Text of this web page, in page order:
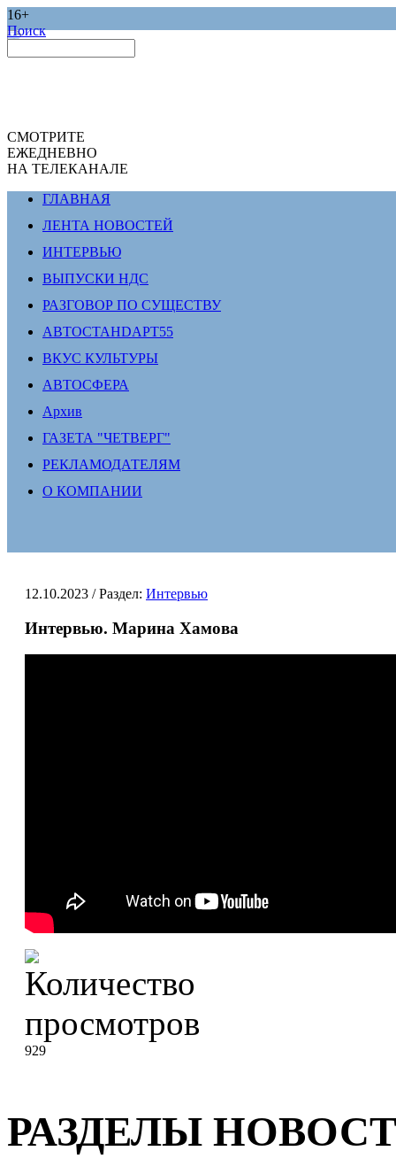
16+
Поиск
СМОТРИТЕ
ЕЖЕДНЕВНО
НА ТЕЛЕКАНАЛЕ
ГЛАВНАЯ
ЛЕНТА НОВОСТЕЙ
ИНТЕРВЬЮ
ВЫПУСКИ НДС
РАЗГОВОР ПО СУЩЕСТВУ
АВТОСТАНDАРТ55
ВКУС КУЛЬТУРЫ
АВТОСФЕРА
Архив
ГАЗЕТА "ЧЕТВЕРГ"
РЕКЛАМОДАТЕЛЯМ
О КОМПАНИИ
12.10.2023 / Раздел: Интервью
Интервью. Марина Хамова
929
РАЗДЕЛЫ